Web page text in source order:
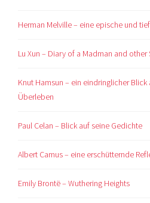
Herman Melville – eine epische und
Lu Xun – Diary of a Madman and other
Knut Hamsun – ein eindringlicher
Überleben
Paul Celan – Blick auf seine Gedichte
Albert Camus – eine erschütternde
Emily Brontë – Wuthering Heights